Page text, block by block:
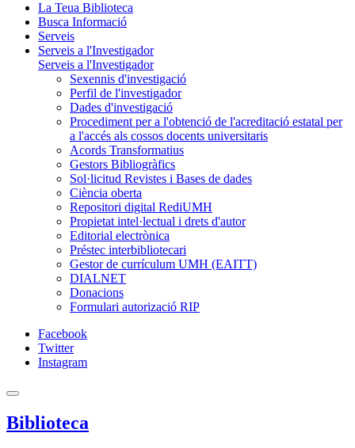
La Teua Biblioteca
Busca Informació
Serveis
Serveis a l'Investigador
Serveis a l'Investigador
Sexennis d'investigació
Perfil de l'investigador
Dades d'investigació
Procediment per a l'obtenció de l'acreditació estatal per
a l'accés als cossos docents universitaris
Acords Transformatius
Gestors Bibliogràfics
Sol·licitud Revistes i Bases de dades
Ciència oberta
Repositori digital RediUMH
Propietat intel·lectual i drets d'autor
Editorial electrònica
Préstec interbibliotecari
Gestor de currículum UMH (EAITT)
DIALNET
Donacions
Formulari autorizació RIP
Facebook
Twitter
Instagram
Biblioteca